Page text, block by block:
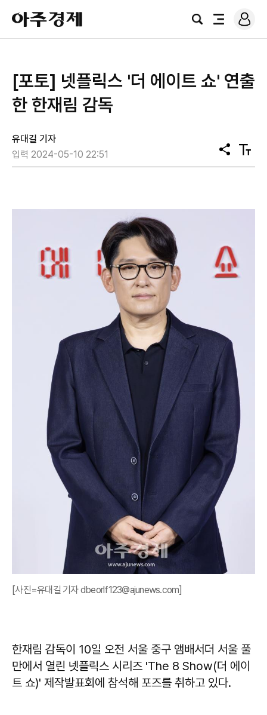
아
주
경
검
전
로
그
[포토] 넷플릭스 '더 에이트 쇼' 연출
한 한재림 감독
유대길 기자
입력 2024-05-10 22:51
공
유
텍
스
[사진=유대길 기자 dbeorlf123@ajunews.com]
한재림 감독이 10일 오전 서울 중구 앰배서더 서울 풀
만에서 열린 넷플릭스 시리즈 'The 8 Show(더 에이
트 쇼)' 제작발표회에 참석해 포즈를 취하고 있다.